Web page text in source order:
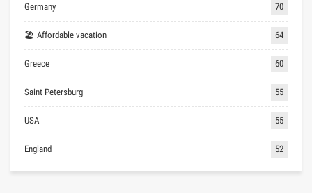
Germany 70
🏖 Affordable vacation 64
Greece 60
Saint Petersburg 55
USA 55
England 52